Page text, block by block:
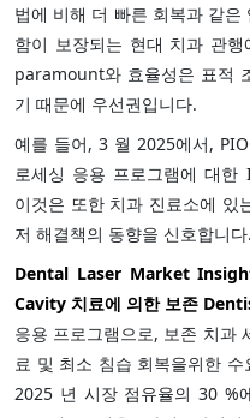
법에 비해 더 빠른 회복과 같
함이 보장되는 현대 치과 관
paramount와 효율성은 표적
기 때문에 우선권입니다.
예를 들어, 3 월 2025에서,
로세싱 응용 프로그램에 대한
이것은 또한 치과 진료소에 있
저 해결책의 동향을 신호합니다.
Dental Laser Market
Cavity 치료에 의한 보존
응용 프로그램으로, 보존 치과
료 및 최소 침습 회복을위한
2025 년 시장 점유율의 30 %